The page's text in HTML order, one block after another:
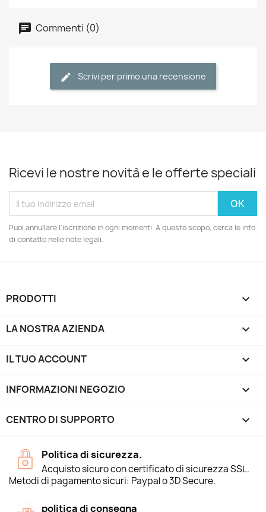
Commenti (0)
Scrivi per primo una recensione
Ricevi le nostre novità e le offerte speciali
Puoi annullare l'iscrizione in ogni momenti. A questo scopo, cerca le info
di contatto nelle note legali.
PRODOTTI 
LA NOSTRA AZIENDA 
IL TUO ACCOUNT 
INFORMAZIONI NEGOZIO keyboard_arrow_down
CENTRO DI SUPPORTO 
Politica di sicurezza.
Acquisto sicuro con certificato di sicurezza SSL.
Metodi di pagamento sicuri: Paypal o 3D Secure.
politica di consegna